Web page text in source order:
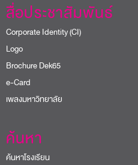
สื่อประชาสัมพันธ์
Corporate Identity (CI)
Logo
Brochure Dek65
e-Card
เพลงมหาวิทยาลัย
ค้นหา
ค้นหาโรงเรียน